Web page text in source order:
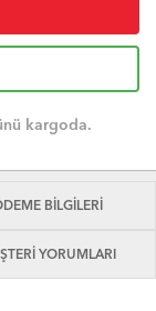
kargoda.
BİLGİLERİ
YORUMLARI